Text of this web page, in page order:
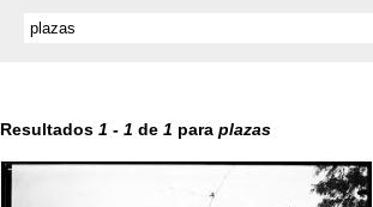
Resultados 1 - 1 de 1 para plazas